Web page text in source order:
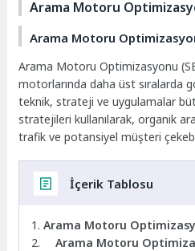
Arama Motoru
Arama Motoru
Arama Motoru Optimizasyonu
motorlarında daha üst sıralarda
teknik, strateji ve uygulamalar
stratejileri kullanılarak, organik
trafik ve potansiyel müşteri
İçerik Tablosu
Arama Motoru
Arama Motoru